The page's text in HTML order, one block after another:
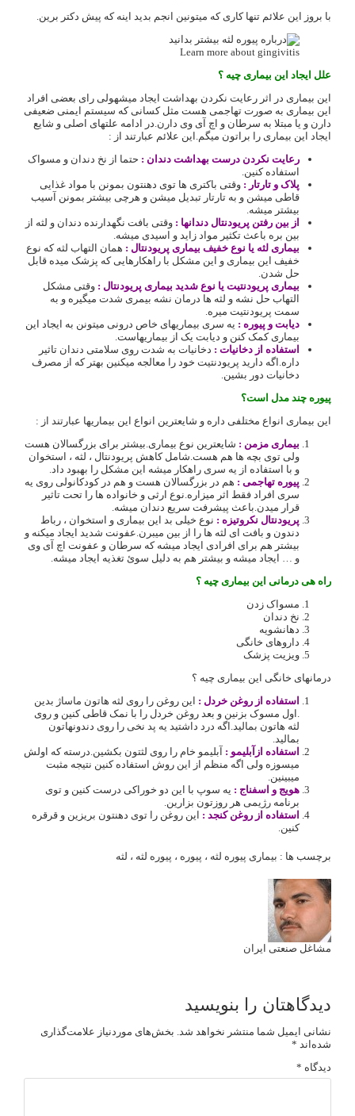
با بروز این علائم تنها کاری که میتونین انجم بدید اینه که پیش دکتر برین.
Learn more about gingivitis
علل ایجاد این بیماری چیه ؟
این بیماری در اثر رعایت نکردن بهداشت ایجاد میشهولی رای بعضی افراد
این بیماری به صورت تهاجمی هست مثل کسانی که سیستم ایمنی ضعیفی
دارن و یا مبتلا به سرطان و اچ آی وی دارن.در ادامه علتهای اصلی و شایع
ایجاد این بیماری را براتون میگم.این علائم عبارتند از :
رعایت نکردن درست بهداشت دندان : حتما از نخ دندان و مسواک
استفاده کنین.
پلاک و تارتار : وقتی باکتری ها توی دهنتون بمونن با مواد غذایی
قاطی میشن و به تارتار تبدیل میشن و هرچی بیشتر بمونن آسیب
بیشتر میشه.
از بین رفتن پریودنتال دندانها : وقتی بافت نگهدارنده دندان و لثه از
بین بره باعث تکثیر مواد زاید و اسیدی میشه.
بیماری لثه یا نوع خفیف بیماری پریودنتال : همان التهاب لثه که نوع
خفیف این بیماری و این مشکل با راهکارهایی که پزشک میده قابل
حل شدن.
بیماری پریودنتیت یا نوع شدید بیماری پریودنتال : وقتی مشکل
التهاب حل نشه و لثه ها درمان نشه بیمری شدت میگیره و به
سمت پریودنتیت میره.
دیابت و پیوره : یه سری بیماریهای خاص درونی میتونن به ایجاد این
بیماری کمک کنن و دیابت یک از بیماریهاست.
استفاده از دخانیات : دخانیات به شدت روی سلامتی دندان تاثیر
داره.اگه دارید پریودنتیت خود را معالجه میکنین بهتر که از مصرف
دخانیات دور بشین.
پیوره چند مدل است؟
این بیماری انواع مختلفی داره و شایعترین انواع این بیماریها عبارتند از :
بیماری مزمن : شایعترین نوع بیماری.بیشتر برای بزرگسالان هست
ولی توی بچه ها هم هست.شامل کاهش پریودنتال ، لثه ، استخوان
و با استفاده از یه سری راهکار میشه این مشکل را بهبود داد.
پیوره تهاجمی : هم در بزرگسالان هست و هم در کودکانولی روی یه
سری افراد فقط اثر میزاره.نوع ارثی و خانواده ها را تحت تاثیر
قرار میدن.باعث پیشرفت سریع دندان میشه.
پریودنتال نکروتیزه : نوع خیلی بد این بیماری و استخوان ، رباط
دندون و بافت ای لثه ها را از بین میبرن.عفونت شدید ایجاد میکنه و
بیشتر هم برای افرادی ایجاد میشه که سرطان و عفونت اچ آی وی
و … ایجاد میشه و بیشتر هم به دلیل سوئ تغذیه ایجاد میشه.
راه هی درمانی این بیماری چیه ؟
مسواک زدن
نخ دندان
دهانشویه
داروهای خانگی
ویزیت پزشک
درمانهای خانگی این بیماری چیه ؟
استفاده از روغن خردل : این روغن را روی لثه هاتون ماساژ بدین
.اول مسوک بزنین و بعد روغن خردل را با نمک قاطی کنین و روی
لثه هاتون بمالید.اگه درد داشتید یه پد نخی را روی دندونهاتون
بمالید.
استفاده ازآبلیمو : آبلیمو خام را روی لثتون بکشین.درسته که اولش
میسوزه ولی اگه منظم از این روش استفاده کنین نتیجه مثبت
میبینین.
هویج و اسفناج : یه سوپ با این دو خوراکی درست کنین و توی
برنامه رژیمی هر روزتون بزارین.
استفاده از روغن کنجد : این روغن را توی دهنتون بریزین و قرقره
کنین.
برچسب ها : بیماری پیوره لثه ، پیوره ، پیوره لثه ، لثه
مشاغل صنعتی ایران
دیدگاهتان را بنویسید
نشانی ایمیل شما منتشر نخواهد شد. بخش‌های موردنیاز علامت‌گذاری
شده‌اند *
دیدگاه *